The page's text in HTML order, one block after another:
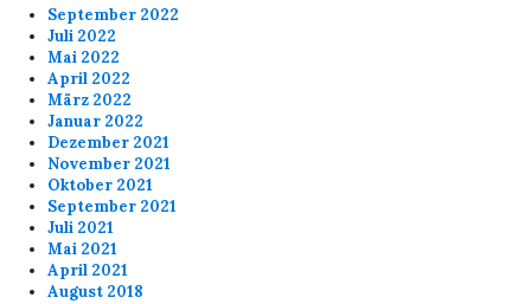
September 2022
Juli 2022
Mai 2022
April 2022
März 2022
Januar 2022
Dezember 2021
November 2021
Oktober 2021
September 2021
Juli 2021
Mai 2021
April 2021
August 2018